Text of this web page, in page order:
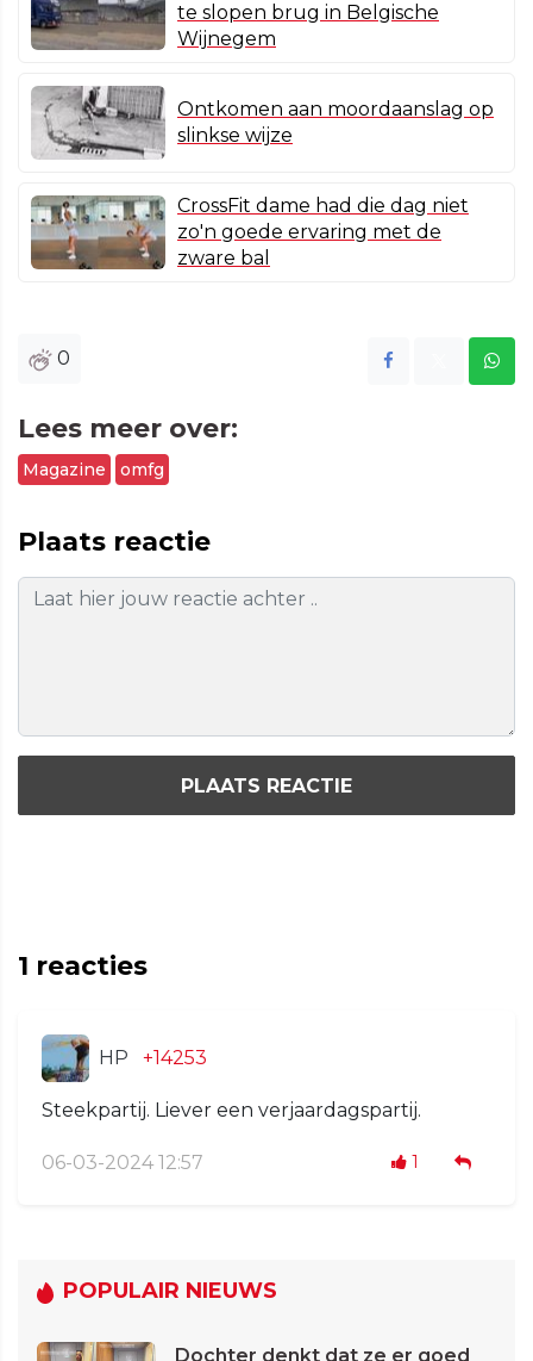
te slopen brug in Belgische
Wijnegem
Ontkomen aan moordaanslag op
slinkse wijze
CrossFit dame had die dag niet
zo'n goede ervaring met de
zware bal
0
Lees meer over:
Magazine omfg
Plaats reactie
PLAATS REACTIE
1 reacties
HP +14253
Steekpartij. Liever een verjaardagspartij.
06-03-2024 12:57 1
POPULAIR NIEUWS
Dochter denkt dat ze er goed